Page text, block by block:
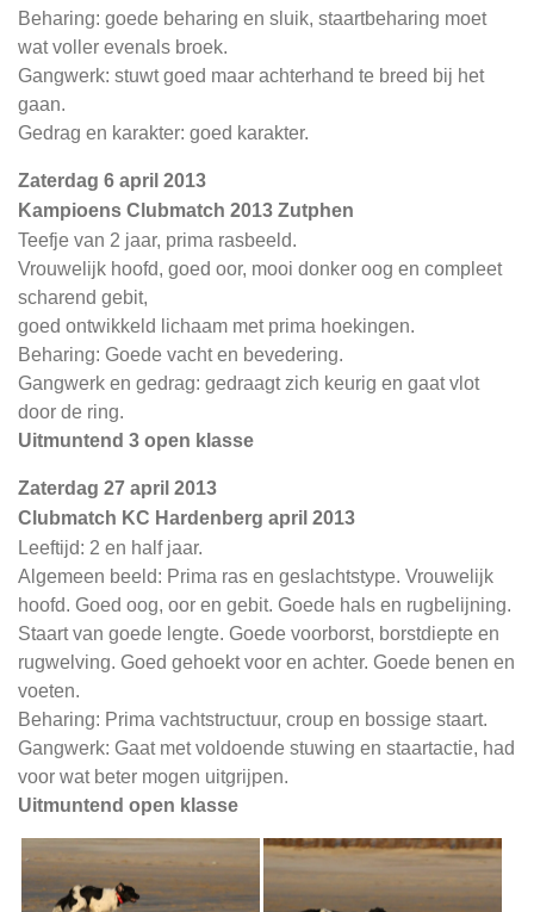
Beharing: goede beharing en sluik, staartbeharing moet
wat voller evenals broek.
Gangwerk: stuwt goed maar achterhand te breed bij het
gaan.
Gedrag en karakter: goed karakter.
Zaterdag 6 april 2013
Kampioens Clubmatch 2013 Zutphen
Teefje van 2 jaar, prima rasbeeld.
Vrouwelijk hoofd, goed oor, mooi donker oog en compleet
scharend gebit,
goed ontwikkeld lichaam met prima hoekingen.
Beharing: Goede vacht en bevedering.
Gangwerk en gedrag: gedraagt zich keurig en gaat vlot
door de ring.
Uitmuntend 3 open klasse
Zaterdag 27 april 2013
Clubmatch KC Hardenberg april 2013
Leeftijd: 2 en half jaar.
Algemeen beeld: Prima ras en geslachtstype. Vrouwelijk
hoofd. Goed oog, oor en gebit. Goede hals en rugbelijning.
Staart van goede lengte. Goede voorborst, borstdiepte en
rugwelving. Goed gehoekt voor en achter. Goede benen en
voeten.
Beharing: Prima vachtstructuur, croup en bossige staart.
Gangwerk: Gaat met voldoende stuwing en staartactie, had
voor wat beter mogen uitgrijpen.
Uitmuntend open klasse